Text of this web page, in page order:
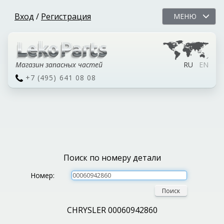
Вход / Регистрация МЕНЮ
Магазин запасных частей RU
EN
+7 (495) 641 08 08
Поиск по номеру детали
Номер:
Поиск
CHRYSLER 00060942860